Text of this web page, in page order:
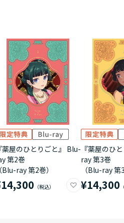
薬屋のひとりごと』 Blu-
第2巻
（Blu-ray 第2巻）
『薬屋のひ
ray 第3巻
（Blu-ray
¥14,300